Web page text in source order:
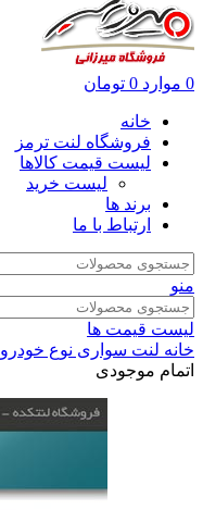
0 موارد 0 تومان
خانه
فروشگاه لنت ترمز
لیست قیمت کالاها
لیست خرید
برند ها
ارتباط با ما
منو
لیست قیمت ها
خانه لنت سواری نوع خودرو
اتمام موجودی